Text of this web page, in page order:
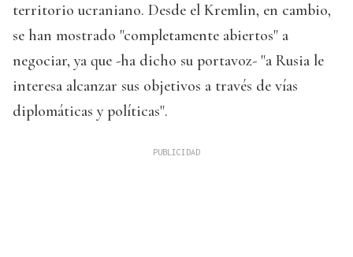
territorio ucraniano. Desde el Kremlin, en cambio,
se han mostrado "completamente abiertos" a
negociar, ya que -ha dicho su portavoz- "a Rusia le
interesa alcanzar sus objetivos a través de vías
diplomáticas y políticas".